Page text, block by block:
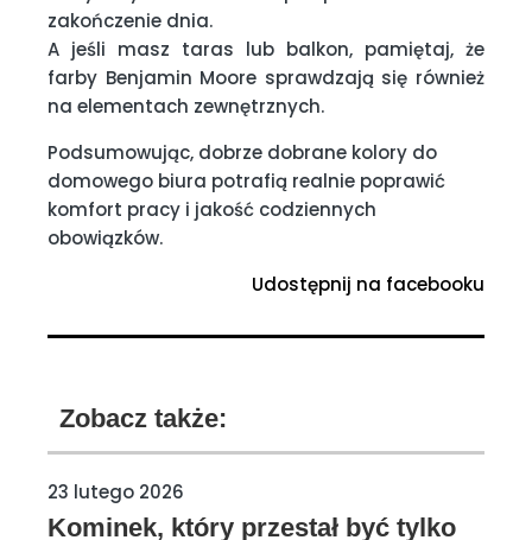
zakończenie dnia.
A jeśli masz taras lub balkon, pamiętaj, że
farby Benjamin Moore sprawdzają się również
na elementach zewnętrznych.
Podsumowując, dobrze dobrane kolory do
domowego biura potrafią realnie poprawić
komfort pracy i jakość codziennych
obowiązków.
Udostępnij na facebooku
Zobacz także:
23 lutego 2026
Kominek, który przestał być tylko